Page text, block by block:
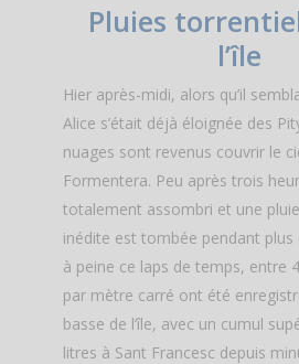
Pluies
l’île
Hier après-midi, alors qu’il
Alice s’était déjà éloignée des
nuages sont revenus couvrir le
Formentera. Peu après trois
totalement assombri et une
inédite est tombée pendant plus
à peine ce laps de temps, entre
par mètre carré ont été
basse de l’île, avec un cumul
litres à Sant Francesc depuis